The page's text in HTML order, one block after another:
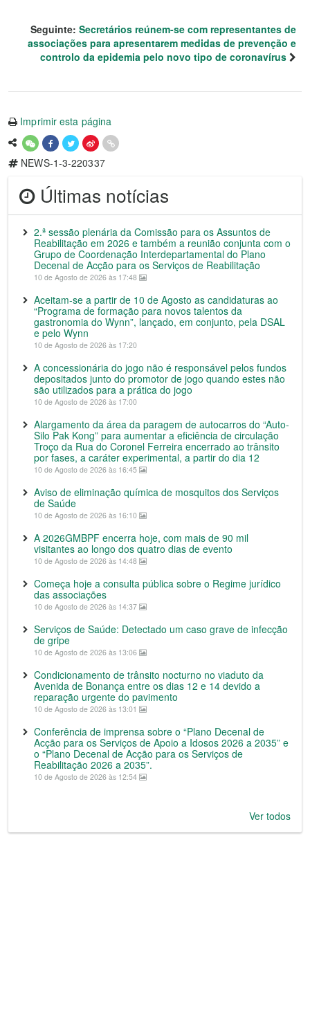
Seguinte: Secretários reúnem-se com representantes de
associações para apresentarem medidas de prevenção e
controlo da epidemia pelo novo tipo de coronavírus
Imprimir esta página
NEWS-1-3-220337
Últimas notícias
2.ª sessão plenária da Comissão para os Assuntos de
Reabilitação em 2026 e também a reunião conjunta com o
Grupo de Coordenação Interdepartamental do Plano
Decenal de Acção para os Serviços de Reabilitação
10 de Agosto de 2026 às 17:48
Aceitam-se a partir de 10 de Agosto as candidaturas ao
“Programa de formação para novos talentos da
gastronomia do Wynn”, lançado, em conjunto, pela DSAL
e pelo Wynn
10 de Agosto de 2026 às 17:20
A concessionária do jogo não é responsável pelos fundos
depositados junto do promotor de jogo quando estes não
são utilizados para a prática do jogo
10 de Agosto de 2026 às 17:00
Alargamento da área da paragem de autocarros do “Auto-
Silo Pak Kong” para aumentar a eficiência de circulação
Troço da Rua do Coronel Ferreira encerrado ao trânsito
por fases, a caráter experimental, a partir do dia 12
10 de Agosto de 2026 às 16:45
Aviso de eliminação química de mosquitos dos Serviços
de Saúde
10 de Agosto de 2026 às 16:10
A 2026GMBPF encerra hoje, com mais de 90 mil
visitantes ao longo dos quatro dias de evento
10 de Agosto de 2026 às 14:48
Começa hoje a consulta pública sobre o Regime jurídico
das associações
10 de Agosto de 2026 às 14:37
Serviços de Saúde: Detectado um caso grave de infecção
de gripe
10 de Agosto de 2026 às 13:06
Condicionamento de trânsito nocturno no viaduto da
Avenida de Bonança entre os dias 12 e 14 devido a
reparação urgente do pavimento
10 de Agosto de 2026 às 13:01
Conferência de imprensa sobre o “Plano Decenal de
Acção para os Serviços de Apoio a Idosos 2026 a 2035” e
o “Plano Decenal de Acção para os Serviços de
Reabilitação 2026 a 2035”.
10 de Agosto de 2026 às 12:54
Ver todos